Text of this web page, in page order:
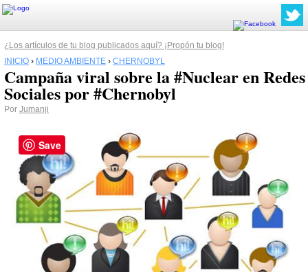
¿Los artículos de tu blog publicados aquí? ¡Propón tu blog!
INICIO › MEDIO AMBIENTE › CHERNOBYL
Campaña viral sobre la #Nuclear en Redes
Sociales por #Chernobyl
Por Jumanji
Save